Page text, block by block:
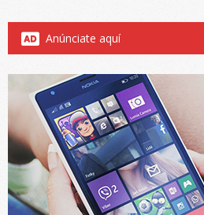
Anúnciate aquí